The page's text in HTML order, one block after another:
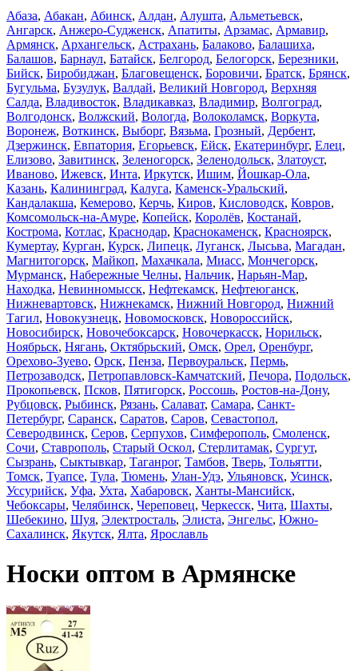
Абаза, Абакан, Абинск, Алдан, Алушта, Альметьевск,
Ангарск, Анжеро-Судженск, Апатиты, Арзамас, Армавир,
Армянск, Архангельск, Астрахань, Балаково, Балашиха,
Балашов, Барнаул, Батайск, Белгород, Белогорск, Березники,
Бийск, Биробиджан, Благовещенск, Боровичи, Братск, Брянск,
Бугульма, Бузулук, Валдай, Великий Новгород, Верхняя
Салда, Владивосток, Владикавказ, Владимир, Волгоград,
Волгодонск, Волжский, Вологда, Волоколамск, Воркута,
Воронеж, Воткинск, Выборг, Вязьма, Грозный, Дербент,
Дзержинск, Евпатория, Егорьевск, Ейск, Екатеринбург, Елец,
Елизово, Завитинск, Зеленогорск, Зеленодольск, Златоуст,
Иваново, Ижевск, Инта, Иркутск, Ишим, Йошкар-Ола,
Казань, Калининград, Калуга, Каменск-Уральский,
Кандалакша, Кемерово, Керчь, Киров, Кисловодск, Ковров,
Комсомольск-на-Амуре, Копейск, Королёв, Костанай,
Кострома, Котлас, Краснодар, Краснокаменск, Красноярск,
Кумертау, Курган, Курск, Липецк, Луганск, Лысьва, Магадан,
Магнитогорск, Майкоп, Махачкала, Миасс, Мончегорск,
Мурманск, Набережные Челны, Нальчик, Нарьян-Мар,
Находка, Невинномысск, Нефтекамск, Нефтеюганск,
Нижневартовск, Нижнекамск, Нижний Новгород, Нижний
Тагил, Новокузнецк, Новомосковск, Новороссийск,
Новосибирск, Новочебоксарск, Новочеркасск, Норильск,
Ноябрьск, Нягань, Октябрьский, Омск, Орел, Оренбург,
Орехово-Зуево, Орск, Пенза, Первоуральск, Пермь,
Петрозаводск, Петропавловск-Камчатский, Печора, Подольск,
Прокопьевск, Псков, Пятигорск, Россошь, Ростов-на-Дону,
Рубцовск, Рыбинск, Рязань, Салават, Самара, Санкт-
Петербург, Саранск, Саратов, Саров, Севастопол,
Северодвинск, Серов, Серпухов, Симферополь, Смоленск,
Сочи, Ставрополь, Старый Оскол, Стерлитамак, Сургут,
Сызрань, Сыктывкар, Таганрог, Тамбов, Тверь, Тольятти,
Томск, Туапсе, Тула, Тюмень, Улан-Удэ, Ульяновск, Усинск,
Уссурийск, Уфа, Ухта, Хабаровск, Ханты-Мансийск,
Чебоксары, Челябинск, Череповец, Черкесск, Чита, Шахты,
Шебекино, Шуя, Электросталь, Элиста, Энгельс, Южно-
Сахалинск, Якутск, Ялта, Ярославль
Носки оптом в Армянске